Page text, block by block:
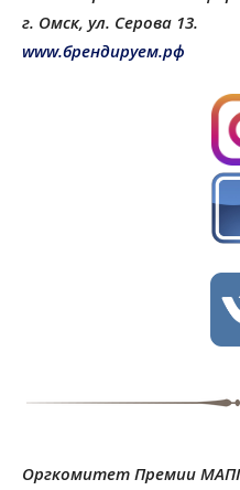
г. Омск, ул. Серова 13.
www.брендируем.рф
Оргкомитет Премии